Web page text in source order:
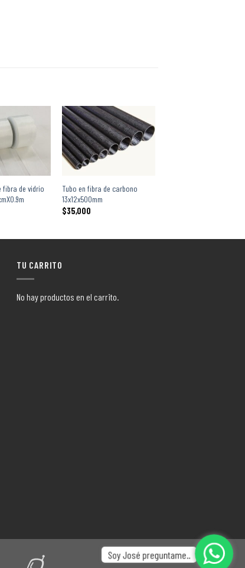
fibra de vidrio
+
Tubo en fibra de carbono
13x12x500mm
$35,000
TU CARRITO
No hay productos en el carrito.
Soy José preguntame..